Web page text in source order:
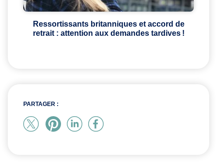
Ressortissants britanniques et accord de
retrait : attention aux demandes tardives !
PARTAGER :